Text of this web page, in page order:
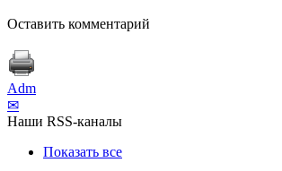
Оставить комментарий
Adm
✉
Наши RSS-каналы
Показать все